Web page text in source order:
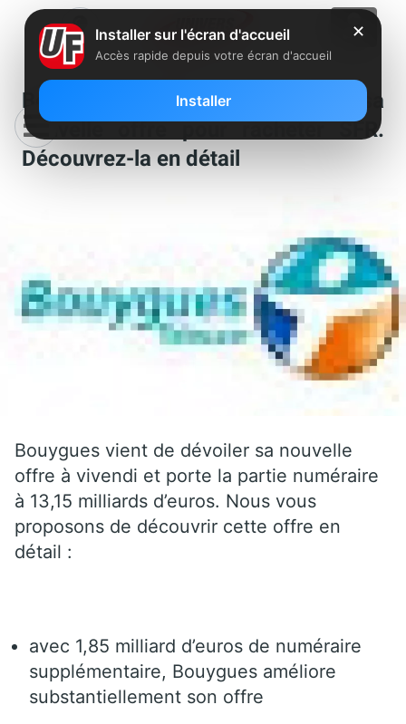
Bouygues dévoile officiellement sa
nouvelle offre pour racheter SFR.
Découvrez-la en détail
Bouygues vient de dévoiler sa nouvelle
offre à vivendi et porte la partie numéraire
à 13,15 milliards d’euros. Nous vous
proposons de découvrir cette offre en
détail :
avec 1,85 milliard d’euros de numéraire
supplémentaire, Bouygues améliore
substantiellement son offre
✕
Installer sur l'écran d'accueil
Accès rapide depuis votre écran d'accueil
Installer